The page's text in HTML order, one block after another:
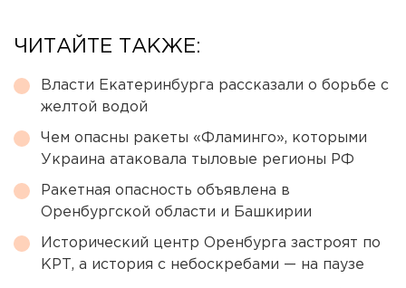
ЧИТАЙТЕ ТАКЖЕ:
Власти Екатеринбурга рассказали о борьбе с
желтой водой
Чем опасны ракеты «Фламинго», которыми
Украина атаковала тыловые регионы РФ
Ракетная опасность объявлена в
Оренбургской области и Башкирии
Исторический центр Оренбурга застроят по
КРТ, а история с небоскребами — на паузе